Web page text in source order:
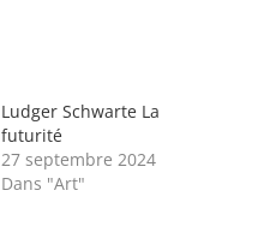
Ludger Schwarte La
futurité
27 septembre 2024
Dans "Art"